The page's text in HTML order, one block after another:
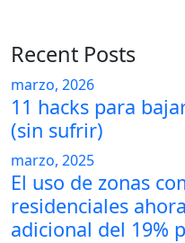
Recent Posts
marzo, 2026
11 hacks para
(sin sufrir)
marzo, 2025
El uso de zonas
residenciales
adicional del 19%